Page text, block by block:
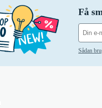
Få
Sådan